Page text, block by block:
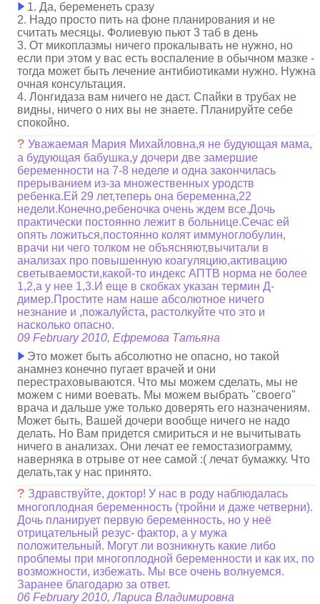
1. Да, беременеть сразу
2. Надо просто пить на фоне планирования и не
считать месяцы. Фолиевую пьют 3 таб в день
3. От микоплазмы ничего прокалывать не нужно, но
если при этом у вас есть воспаление в обычном мазке -
тогда может быть лечение антибиотиками нужно. Нужна
очная консультация.
4. Лонгидаза вам ничего не даст. Спайки в трубах не
видны, ничего о них вы не знаете. Планируйте себе
спокойно.
?Уважаемая Мария Михайловна,я не будующая мама,
а будующая бабушка,у дочери две замершие
беременности на 7-8 неделе и одна закончилась
прерыванием из-за множественных уродств
ребенка.Ей 29 лет,теперь она беременна,22
недели.Конечно,ребеночка очень ждем все.Дочь
практически постоянно лежит в больнице.Сечас ей
опять ложиться,постоянно колят иммуноглобулин,
врачи ни чего толком не объясняют,вычитали в
анализах про повышенную коагуляцию,активацию
светываемости,какой-то индекс АПТВ норма не более
1,2,а у нее 1,3.И еще в скобках указан термин Д-
димер.Простите нам наше абсолютное ничего
незнание и ,пожалуйста, растолкуйте что это и
насколько опасно.
09 February 2010, Ефремова Татьяна
Это может быть абсолютно не опасно, но такой
анамнез конечно пугает врачей и они
перестраховываются. Что мы можем сделать, мы не
можем с ними воевать. Мы можем выбрать "своего"
врача и дальше уже только доверять его назначениям.
Может быть, Вашей дочери вообще ничего не надо
делать. Но Вам придется смириться и не вычитывать
ничего в анализах. Они лечат ее гемостазиограмму,
наверняка в отрыве от нее самой :( лечат бумажку. Что
делать,так у нас принято.
? Здравствуйте, доктор! У нас в роду наблюдалась
многоплодная беременность (тройни и даже четверни).
Дочь планирует первую беременность, но у неё
отрицательный резус- фактор, а у мужа
положительный. Могут ли возникнуть какие либо
проблемы при многоплодной беременности и как их, по
возможности, избежать. Мы все очень волнуемся.
Заранее благодарю за ответ.
06 February 2010, Лариса Владимировна